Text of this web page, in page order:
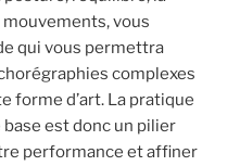
vous
qui vous permettra
complexes
forme d’art. La pratique
est donc un pilier
performance et affiner